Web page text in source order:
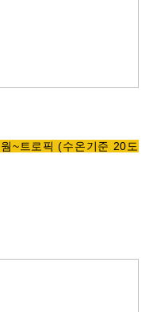
~트로픽 (수온기준 20도